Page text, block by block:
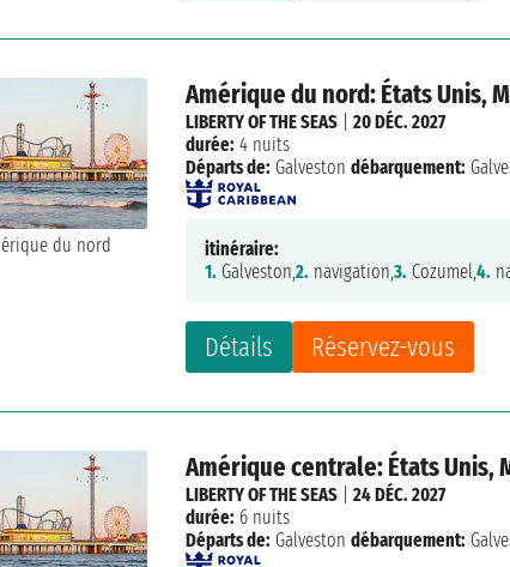
Amérique du nord: États Unis,
Détails Réservez-vous
LIBERTY OF THE SEAS |20 DÉC. 2027
durée: 4 nuits
Départs de: Galveston débarquement:
itinéraire:
1. Galveston,2. navigation,3. Cozumel,4.
Amérique centrale: États Unis,
LIBERTY OF THE SEAS |24 DÉC. 2027
durée: 6 nuits
Départs de: Galveston débarquement: